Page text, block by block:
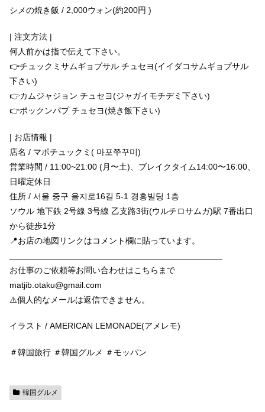
シメの焼き飯 / 2,000ウォン(約200円 )
| 注文方法 |
何人前かは指で伝えて下さい。
👉チュックミサムギョプサル チュセヨ(イイダコサムギョプサル
下さい)
👉カムジャジョン チュセヨ(ジャガイモチヂミ下さい)
👉ポックンパプ チュセヨ(焼き飯下さい)
| お店情報 |
店名 / マポチュックミ( 마포쭈꾸미)
営業時間 / 11:00~21:00 (月〜土)、ブレイクタイム14:00〜16:00、
日曜定休日
住所 / 서울 중구 을지로16길 5-1 경흥빌딩 1층
ソウル 地下鉄 2号線 3号線 乙支路3街(ウルチロサムガ)駅 7番出口
から徒歩1分
📍お店の地図リンクはコメント欄に貼っています。
お仕事のご依頼等お問い合わせはこちらまで
matjib.otaku@gmail.com
⚠️個人的なメールは返信できません。
イラスト / AMERICAN LEMONADE(アメレモ)
＃韓国旅行 ＃韓国グルメ ＃モッパン
韓国グルメ